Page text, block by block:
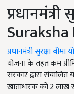
प्रधानमंत्री सुरक्षा बीमा
योजना के तहत कम
सरकार द्वारा
खाताधारक को 2 लाख